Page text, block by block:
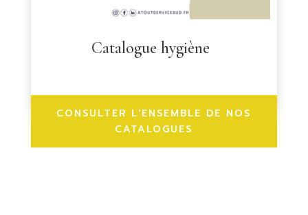
Catalogue hygiène
CONSULTER L'ENSEMBLE DE NOS
CATALOGUES